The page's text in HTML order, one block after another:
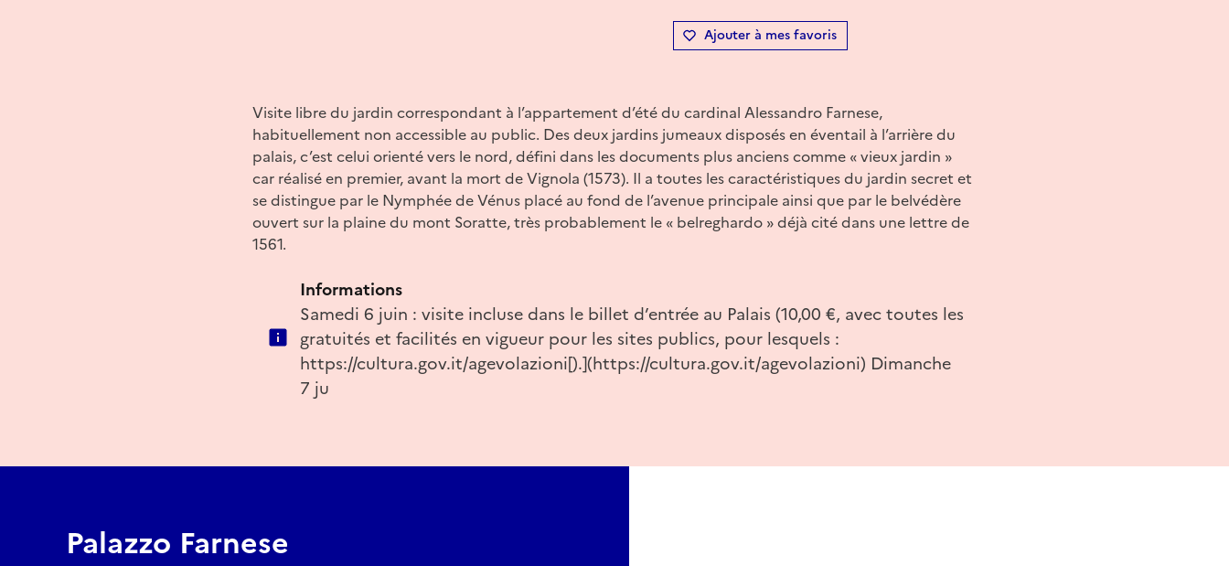
Ajouter à mes favoris
Visite libre du jardin correspondant à l’appartement d’été du cardinal Alessandro Farnese,
habituellement non accessible au public. Des deux jardins jumeaux disposés en éventail à l’arrière du
palais, c’est celui orienté vers le nord, défini dans les documents plus anciens comme « vieux jardin »
car réalisé en premier, avant la mort de Vignola (1573). Il a toutes les caractéristiques du jardin secret et
se distingue par le Nymphée de Vénus placé au fond de l’avenue principale ainsi que par le belvédère
ouvert sur la plaine du mont Soratte, très probablement le « belreghardo » déjà cité dans une lettre de
1561.
Informations
Samedi 6 juin : visite incluse dans le billet d’entrée au Palais (10,00 €, avec toutes les
gratuités et facilités en vigueur pour les sites publics, pour lesquels :
https://cultura.gov.it/agevolazioni[).](https://cultura.gov.it/agevolazioni) Dimanche
7 ju
Palazzo Farnese